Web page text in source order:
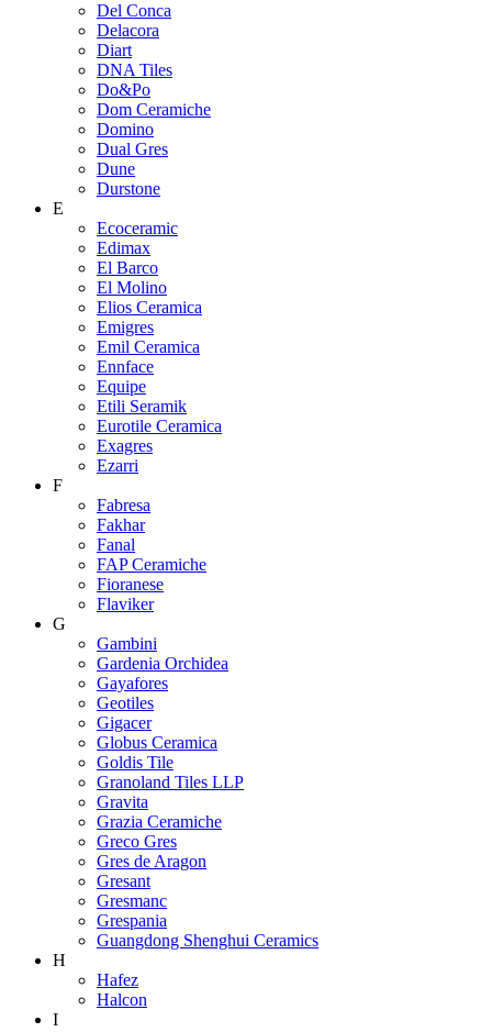
Del Conca
Delacora
Diart
DNA Tiles
Do&Po
Dom Ceramiche
Domino
Dual Gres
Dune
Durstone
E
Ecoceramic
Edimax
El Barco
El Molino
Elios Ceramica
Emigres
Emil Ceramica
Ennface
Equipe
Etili Seramik
Eurotile Ceramica
Exagres
Ezarri
F
Fabresa
Fakhar
Fanal
FAP Ceramiche
Fioranese
Flaviker
G
Gambini
Gardenia Orchidea
Gayafores
Geotiles
Gigacer
Globus Ceramica
Goldis Tile
Granoland Tiles LLP
Gravita
Grazia Ceramiche
Greco Gres
Gres de Aragon
Gresant
Gresmanc
Grespania
Guangdong Shenghui Ceramics
H
Hafez
Halcon
I